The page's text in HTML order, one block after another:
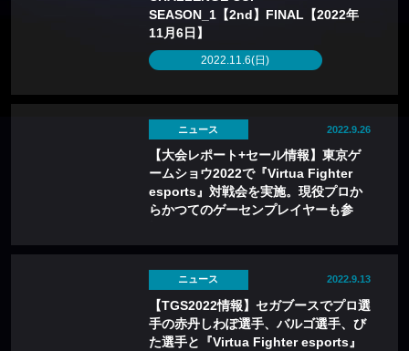
SEASON_1【2nd】FINAL【2022年
11月6日】
2022.11.6(日)
ニュース 2022.9.26
【大会レポート+セール情報】東京ゲ
ームショウ2022で『Virtua Fighter
esports』対戦会を実施。現役プロか
らかつてのゲーセンプレイヤーも参
ニュース 2022.9.13
【TGS2022情報】セガブースでプロ選
手の赤丹しわぽ選手、バルゴ選手、び
た選手と『Virtua Fighter esports』